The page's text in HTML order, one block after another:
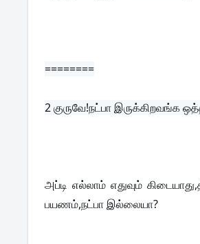
========
2 குருவே!நட்பா இருக்கிறவங்க
அப்டி எல்லாம் எதுவும்
பயணம்,நட்பா இல்லையா?